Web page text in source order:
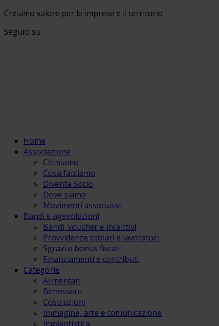
Creiamo valore per le imprese e il territorio
Seguici su:
Home
Associazione
Chi siamo
Cosa facciamo
Diventa Socio
Dove siamo
Movimenti associativi
Bandi e agevolazioni
Bandi, voucher e incentivi
Provvidenze titolari e lavoratori
Sgravi e bonus fiscali
Finanziamenti e contributi
Categorie
Alimentari
Benessere
Costruzioni
Immagine, arte e comunicazione
Impiantistica